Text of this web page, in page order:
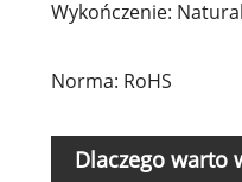
Wykończenie:
Norma: RoHS
Dlaczego warto